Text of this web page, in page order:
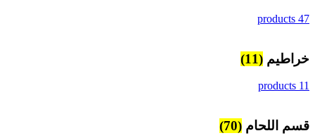
47 products
خراطيم (11)
11 products
قسم اللحام (70)